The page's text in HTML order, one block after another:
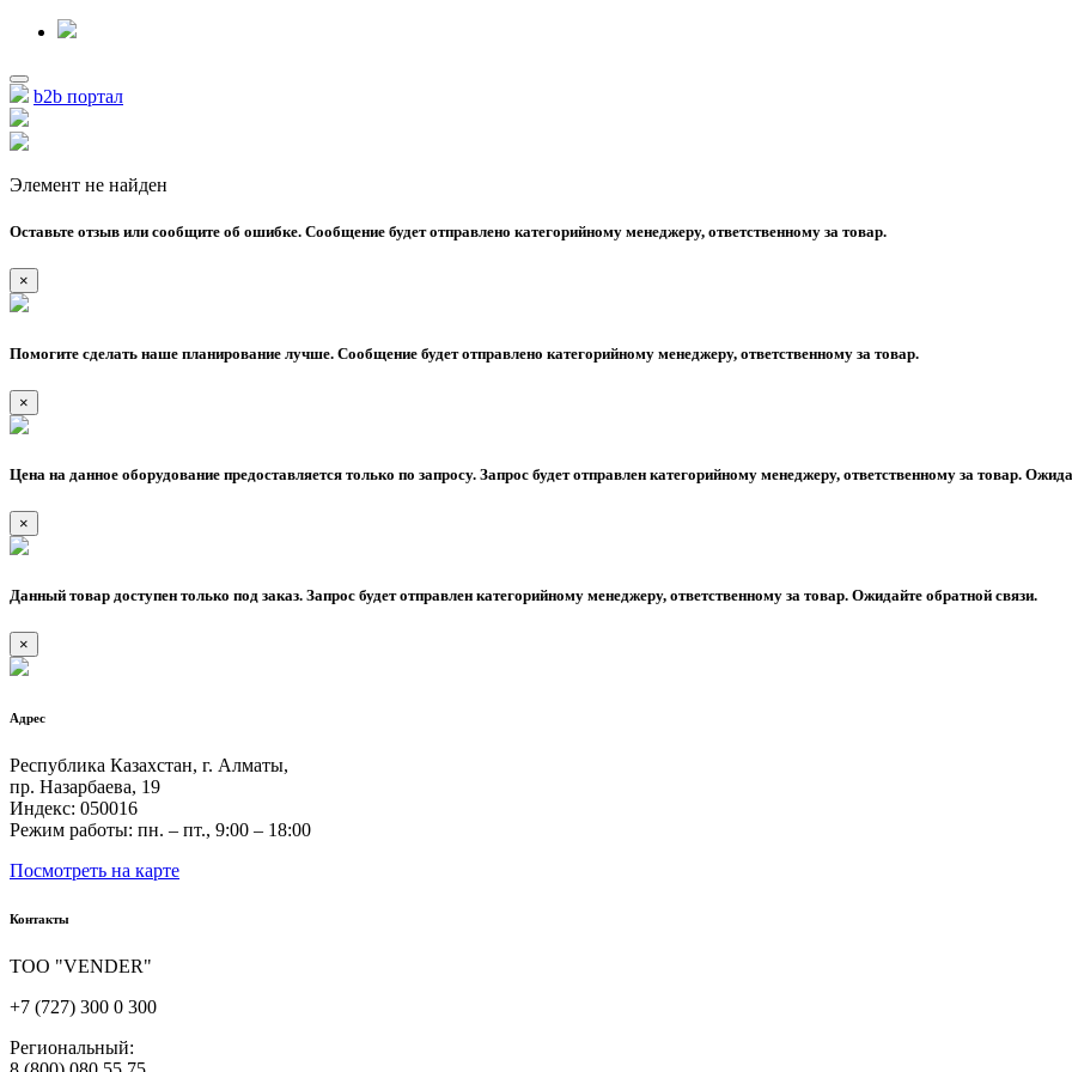
b2b портал
Элемент не найден
Оставьте отзыв или сообщите об ошибке. Сообщение будет отправлено категорийному менеджеру, ответственному за товар.
×
Помогите сделать наше планирование лучше. Сообщение будет отправлено категорийному менеджеру, ответственному за товар.
×
Цена на данное оборудование предоставляется только по запросу. Запрос будет отправлен категорийному менеджеру, ответственному за товар.
×
Данный товар доступен только под заказ. Запрос будет отправлен категорийному менеджеру, ответственному за товар. Ожидайте обратной связи.
×
Адрес
Республика Казахстан, г. Алматы,
пр. Назарбаева, 19
Индекс: 050016
Режим работы: пн. – пт., 9:00 – 18:00
Посмотреть на карте
Контакты
ТОО "VENDER"
+7 (727) 300 0 300
Региональный: